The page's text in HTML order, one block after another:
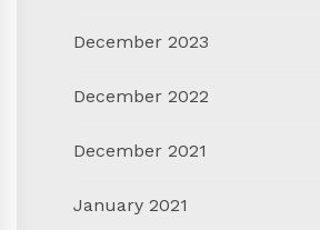
December 2023
December 2022
December 2021
January 2021